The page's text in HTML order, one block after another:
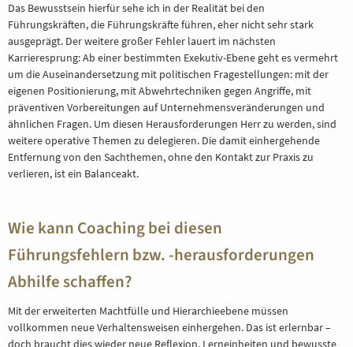
Das Bewusstsein hierfür sehe ich in der Realität bei den
Führungskräften, die Führungskräfte führen, eher nicht sehr stark
ausgeprägt. Der weitere großer Fehler lauert im nächsten
Karrieresprung: Ab einer bestimmten Exekutiv-Ebene geht es vermehrt
um die Auseinandersetzung mit politischen Fragestellungen: mit der
eigenen Positionierung, mit Abwehrtechniken gegen Angriffe, mit
präventiven Vorbereitungen auf Unternehmensveränderungen und
ähnlichen Fragen. Um diesen Herausforderungen Herr zu werden, sind
weitere operative Themen zu delegieren. Die damit einhergehende
Entfernung von den Sachthemen, ohne den Kontakt zur Praxis zu
verlieren, ist ein Balanceakt.
Wie kann Coaching bei diesen
Führungsfehlern bzw. -herausforderungen
Abhilfe schaffen?
Mit der erweiterten Machtfülle und Hierarchieebene müssen
vollkommen neue Verhaltensweisen einhergehen. Das ist erlernbar –
doch braucht dies wieder neue Reflexion, Lerneinheiten und bewusste